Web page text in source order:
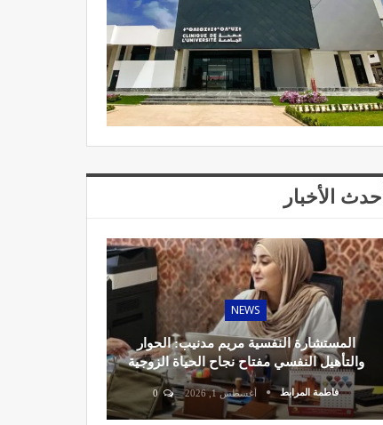
أحدث الأخبار
NEWS
المستشارة النفسية مريم مدنيب: الحوار
والتأهيل النفسي مفتاح نجاح الحياة الزوجية
فاطمة المرابط أغسطس 1, 2026 0